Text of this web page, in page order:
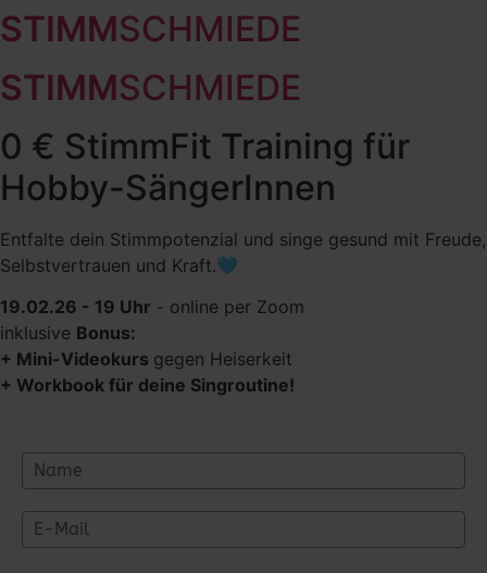
Zum
Inhalt
wechseln
STIMMSCHMIEDE
STIMMSCHMIEDE
0 € StimmFit Training für
Hobby-SängerInnen
Entfalte dein Stimmpotenzial und singe gesund mit Freude,
Selbstvertrauen und Kraft.🩵
19.02.26 - 19 Uhr - online per Zoom
inklusive Bonus:
+ Mini-Videokurs gegen Heiserkeit
+ Workbook für deine Singroutine!